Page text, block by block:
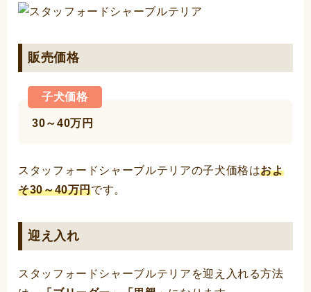
販売価格
子犬価格
30～40万円
スタッフォードシャーブルテリアの子犬価格はおよ
そ30～40万円です。
迎え入れ
スタッフォードシャーブルテリアを迎え入れる方法